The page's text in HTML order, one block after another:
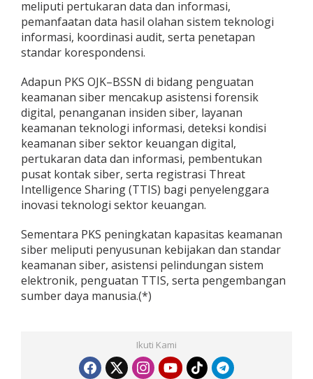
meliputi pertukaran data dan informasi,
pemanfaatan data hasil olahan sistem teknologi
informasi, koordinasi audit, serta penetapan
standar korespondensi.
Adapun PKS OJK–BSSN di bidang penguatan
keamanan siber mencakup asistensi forensik
digital, penanganan insiden siber, layanan
keamanan teknologi informasi, deteksi kondisi
keamanan siber sektor keuangan digital,
pertukaran data dan informasi, pembentukan
pusat kontak siber, serta registrasi Threat
Intelligence Sharing (TTIS) bagi penyelenggara
inovasi teknologi sektor keuangan.
Sementara PKS peningkatan kapasitas keamanan
siber meliputi penyusunan kebijakan dan standar
keamanan siber, asistensi pelindungan sistem
elektronik, penguatan TTIS, serta pengembangan
sumber daya manusia.(*)
Ikuti Kami